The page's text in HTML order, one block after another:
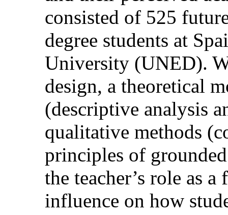
consisted of 525
degree students at
University (UNED).
design, a theoretical
(descriptive analysis
qualitative methods
principles of
the teacher’s role as
influence on how